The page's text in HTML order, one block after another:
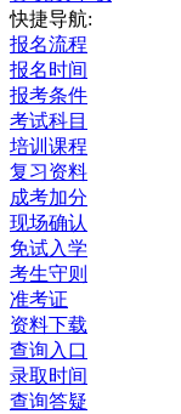
快捷导航:
报名流程
报名时间
报考条件
考试科目
培训课程
复习资料
成考加分
现场确认
免试入学
考生守则
准考证
资料下载
查询入口
录取时间
查询答疑